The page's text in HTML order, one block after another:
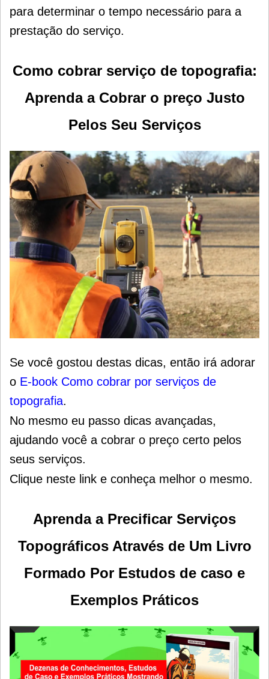
para determinar o tempo necessário para a
prestação do serviço.
Como cobrar serviço de topografia:
Aprenda a Cobrar o preço Justo
Pelos Seu Serviços
Se você gostou destas dicas, então irá adorar
o E-book Como cobrar por serviços de
topografia.
No mesmo eu passo dicas avançadas,
ajudando você a cobrar o preço certo pelos
seus serviços.
Clique neste link e conheça melhor o mesmo.
Aprenda a Precificar Serviços
Topográficos Através de Um Livro
Formado Por Estudos de caso e
Exemplos Práticos